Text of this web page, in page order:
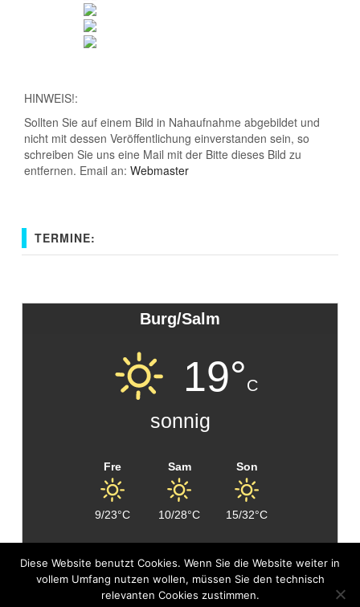
HINWEIS!:
Sollten Sie auf einem Bild in Nahaufnahme abgebildet und
nicht mit dessen Veröffentlichung einverstanden sein, so
schreiben Sie uns eine Mail mit der Bitte dieses Bild zu
entfernen. Email an: Webmaster
TERMINE:
Burg/Salm
19°C
sonnig
Fre
9/23°C
Sam
10/28°C
Son
15/32°C
COPYRIGHT © 2026 |FIRST MAGDESIGNED BY
Diese Website benutzt Cookies. Wenn Sie die Website weiter in
vollem Umfang nutzen wollen, müssen Sie den technisch
relevanten Cookies zustimmen.